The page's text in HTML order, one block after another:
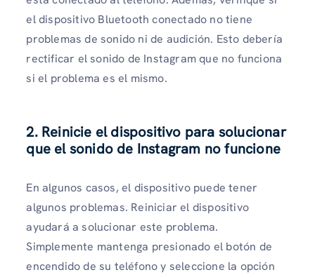
el dispositivo Bluetooth conectado no tiene
problemas de sonido ni de audición. Esto debería
rectificar el sonido de Instagram que no funciona
si el problema es el mismo.
2. Reinicie el dispositivo para solucionar
que el sonido de Instagram no funcione
En algunos casos, el dispositivo puede tener
algunos problemas. Reiniciar el dispositivo
ayudará a solucionar este problema.
Simplemente mantenga presionado el botón de
encendido de su teléfono y seleccione la opción